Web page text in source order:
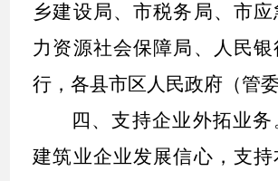
乡建设局、市税务局、市应
力资源社会保障局、人民
行，各县市区人民政府（管委
四、支持企业外拓业务
建筑业企业发展信心，支